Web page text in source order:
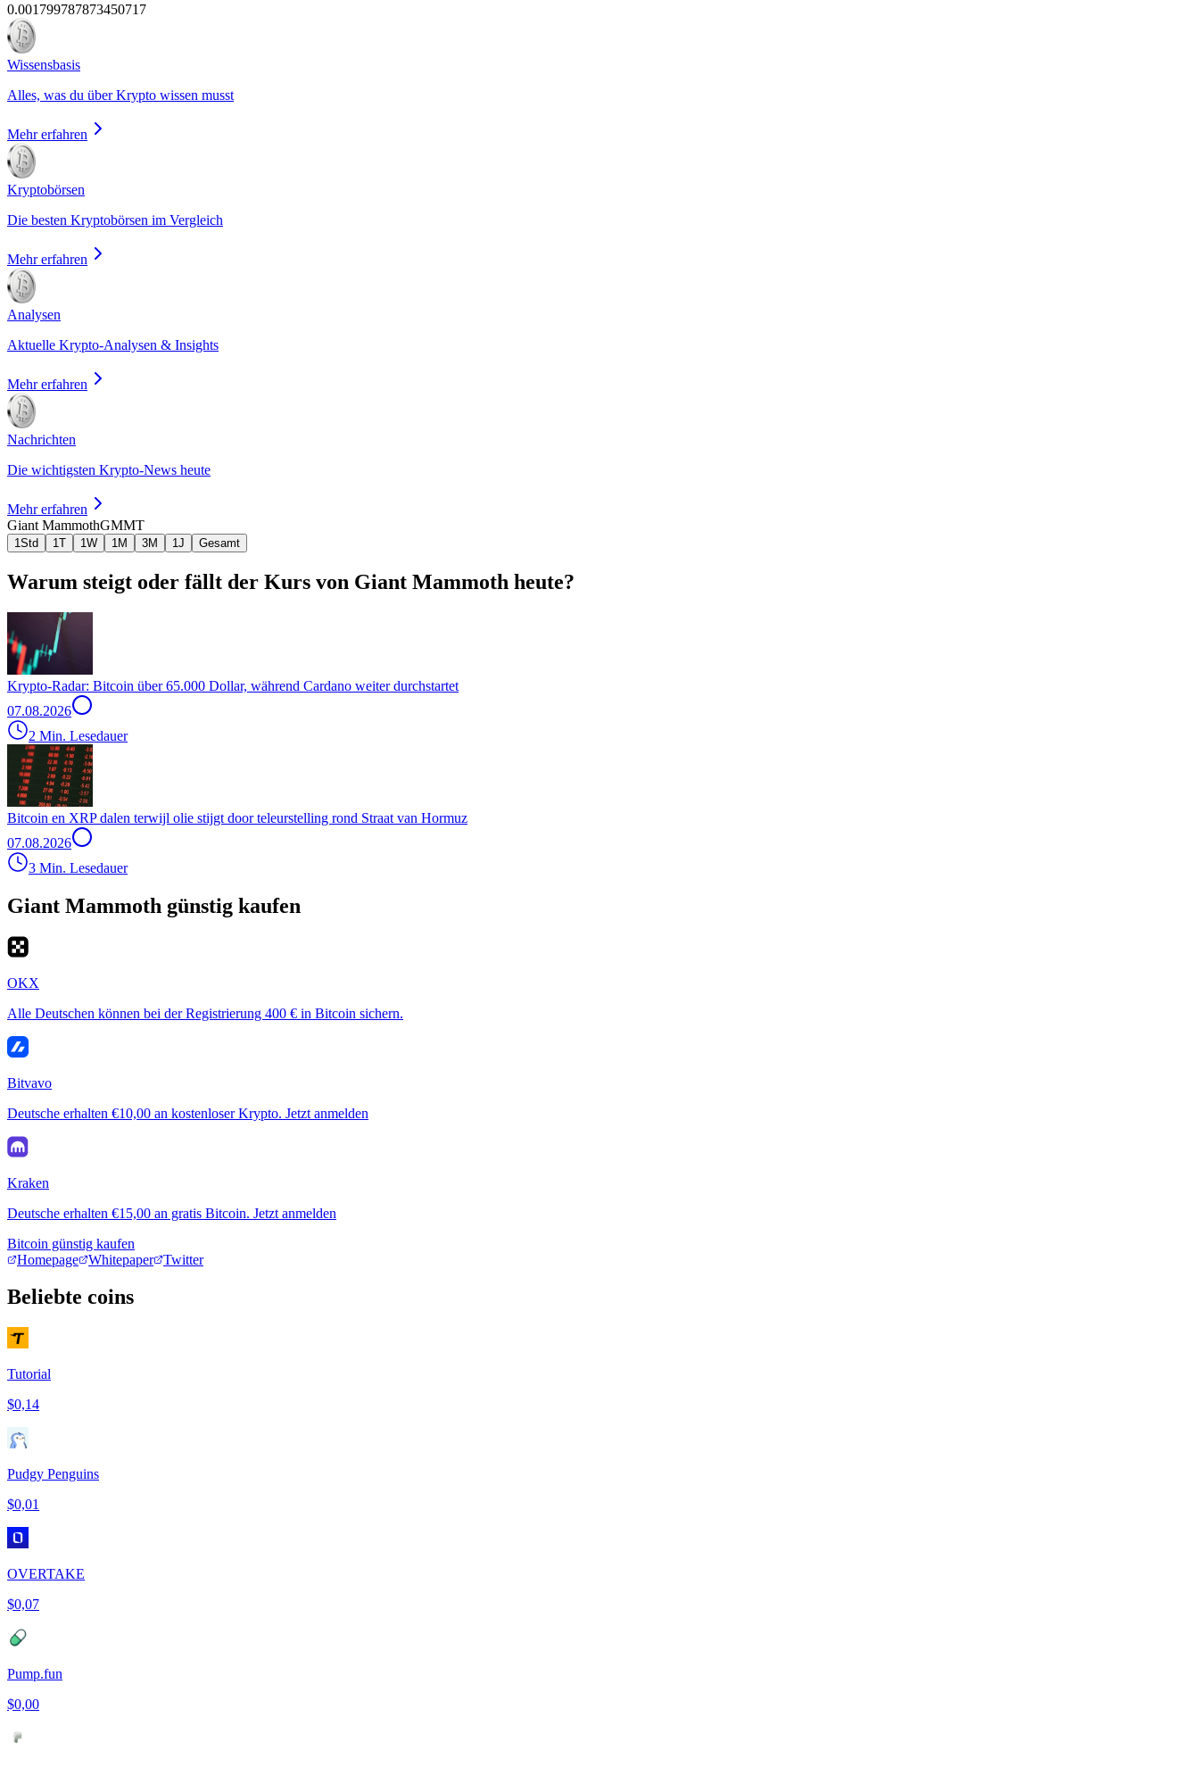
0.001799787873450717
Wissensbasis
Alles, was du über Krypto wissen musst
Mehr erfahren
Kryptobörsen
Die besten Kryptobörsen im Vergleich
Mehr erfahren
Analysen
Aktuelle Krypto-Analysen & Insights
Mehr erfahren
Nachrichten
Die wichtigsten Krypto-News heute
Mehr erfahren
Giant MammothGMMT
1Std 1T 1W 1M 3M 1J Gesamt
Warum steigt oder fällt der Kurs von Giant Mammoth heute?
Krypto-Radar: Bitcoin über 65.000 Dollar, während Cardano weiter durchstartet
07.08.2026
2 Min. Lesedauer
Bitcoin en XRP dalen terwijl olie stijgt door teleurstelling rond Straat van Hormuz
07.08.2026
3 Min. Lesedauer
Giant Mammoth günstig kaufen
OKX
Alle Deutschen können bei der Registrierung 400 € in Bitcoin sichern.
Bitvavo
Deutsche erhalten €10,00 an kostenloser Krypto. Jetzt anmelden
Kraken
Deutsche erhalten €15,00 an gratis Bitcoin. Jetzt anmelden
Bitcoin günstig kaufen
Homepage
Whitepaper Twitter
Beliebte coins
Tutorial
$0,14
Pudgy Penguins
$0,01
OVERTAKE
$0,07
Pump.fun
$0,00